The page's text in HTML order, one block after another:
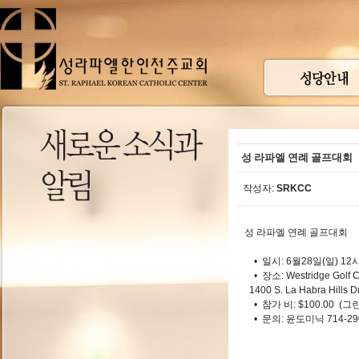
성 라파엘 연례 골프대회
작성자: SRKCC
성 라파엘 연례 골프대회
• 일시: 6월28일(일) 12
• 장소: Westridge Golf
1400 S. La Habra Hills
• 참가 비: $100.00 (그
• 문의: 윤도미닉 714-